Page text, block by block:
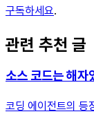
구독하세요.
관련 추천 글
소스 코드는 해
코딩 에이전트의 등